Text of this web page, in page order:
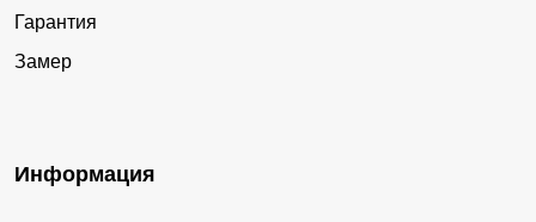
Гарантия
Замер
Информация